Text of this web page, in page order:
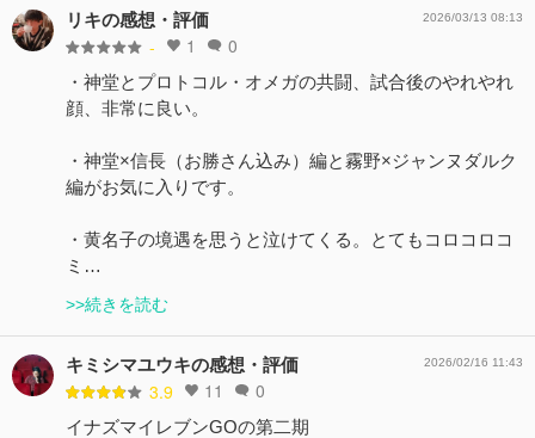
リキの感想・評価
- 1 0
2026/03/13 08:13
・神堂とプロトコル・オメガの共闘、試合後のやれやれ
顔、非常に良い。
・神堂×信長（お勝さん込み）編と霧野×ジャンヌダルク
編がお気に入りです。
・黄名子の境遇を思うと泣けてくる。とてもコロコロコ
ミ…
>>続きを読む
キミシマユウキの感想・評価
3.9 11 0
2026/02/16 11:43
イナズマイレブンGOの第二期